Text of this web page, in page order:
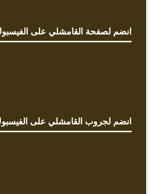
انضم لصفحة القامشلي على
انضم لجروب القامشلي على